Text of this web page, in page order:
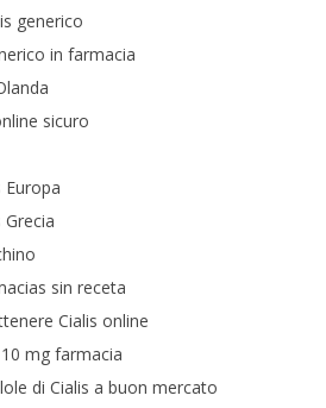
generico
in farmacia
sicuro
Europa
sin receta
Cialis online
mg farmacia
di Cialis a buon mercato